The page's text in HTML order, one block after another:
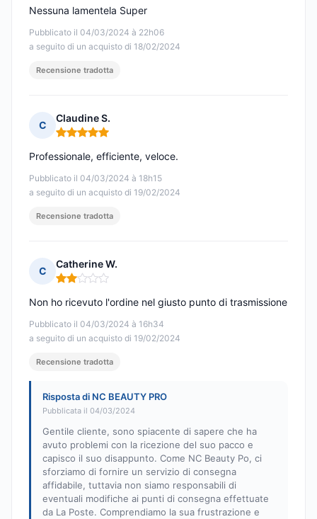
Pubblicato il 04/03/2024 à 22h06
a seguito di un acquisto di 18/02/2024
Nessuna lamentela Super
Recensione tradotta
C
Claudine S.
Nota: 5 su 5
Pubblicato il 04/03/2024 à 18h15
a seguito di un acquisto di 19/02/2024
Professionale, efficiente, veloce.
Recensione tradotta
C
Catherine W.
Nota: 2 su 5
Pubblicato il 04/03/2024 à 16h34
a seguito di un acquisto di 19/02/2024
Non ho ricevuto l'ordine nel giusto punto di trasmissione
Recensione tradotta
Risposta di NC BEAUTY PRO
Pubblicata il 04/03/2024
Gentile cliente, sono spiacente di sapere che ha
avuto problemi con la ricezione del suo pacco e
capisco il suo disappunto. Come NC Beauty Po, ci
sforziamo di fornire un servizio di consegna
affidabile, tuttavia non siamo responsabili di
eventuali modifiche ai punti di consegna effettuate
da La Poste. Comprendiamo la sua frustrazione e